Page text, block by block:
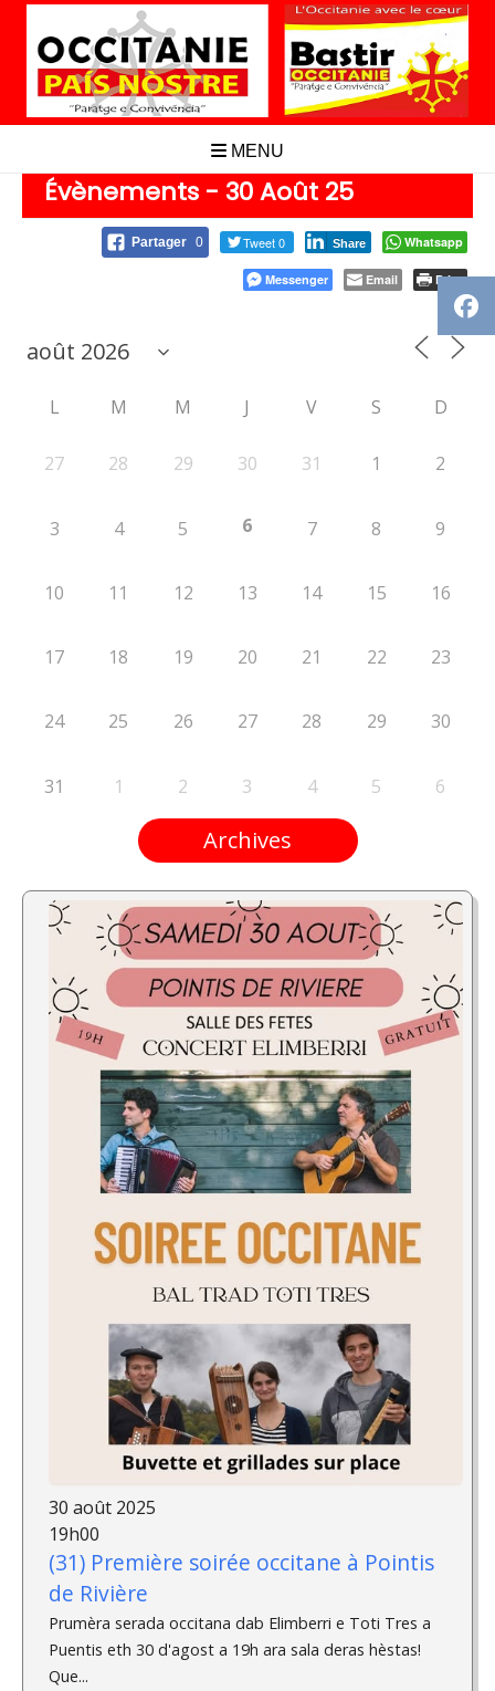
Aller
contenu
MENU
Évènements - 30 Août 25
Partager 0 Tweet 0 Share Whatsapp
Messenger Email Print
L M M J V S D
27 28 29 30 31 1 2
3 4 5 6 7 8 9
10 11 12 13 14 15 16
17 18 19 20 21 22 23
24 25 26 27 28 29 30
31 1 2 3 4 5 6
Archives
30 août 2025
19h00
(31) Première soirée occitane à Pointis
de Rivière
Prumèra serada occitana dab Elimberri e Toti Tres a
Puentis eth 30 d'agost a 19h ara sala deras hèstas!
Que...